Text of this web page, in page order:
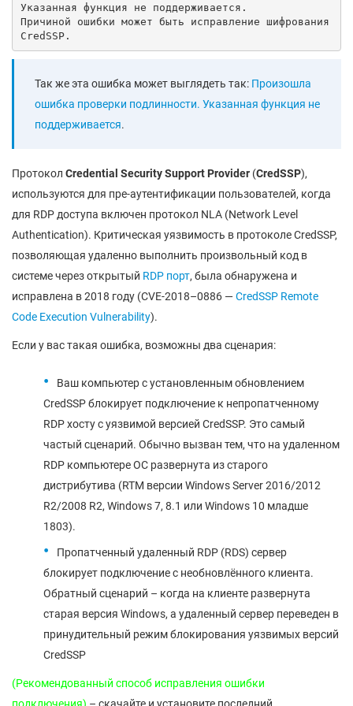
Указанная функция не поддерживается.
Причиной ошибки может быть исправление шифрования
CredSSP.
Так же эта ошибка может выглядеть так: Произошла
ошибка проверки подлинности. Указанная функция не
поддерживается.
Протокол Credential SecuritySupport Provider (CredSSP),
используются для пре-аутентификации пользователей, когда
для RDP доступа включен протокол NLA (Network Level
Authentication). Критическая уязвимость в протоколе CredSSP,
позволяющая удаленно выполнить произвольный код в
системе через открытый RDP порт, была обнаружена и
исправлена в 2018 году (CVE-2018–0886 —CredSSP Remote
Code Execution Vulnerability).
Если у вас такая ошибка, возможны два сценария:
Ваш компьютер с установленным обновлением
CredSSP блокирует подключение к непропатченному
RDP хосту с уязвимой версией CredSSP. Это самый
частый сценарий. Обычно вызван тем, что на удаленном
RDP компьютере ОС развернута из старого
дистрибутива (RTM версии Windows Server 2016/2012
R2/2008 R2, Windows 7, 8.1 или Windows 10 младше
1803).
Пропатченный удаленный RDP (RDS) сервер
блокирует подключение с необновлённого клиента.
Обратный сценарий – когда на клиенте развернута
старая версия Windows, а удаленный сервер переведен в
принудительный режим блокирования уязвимых версий
CredSSP
(Рекомендованный способ исправления ошибки